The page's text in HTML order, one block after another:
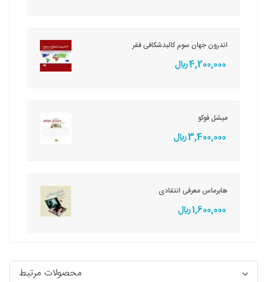
اندرون جهان سوم کالبدشکافی فقر
4,200,000 ريال
میشل فوکو
3,400,000 ريال
هابرماس معرفی انتقادی
1,600,000 ريال
محصولات مرتبط